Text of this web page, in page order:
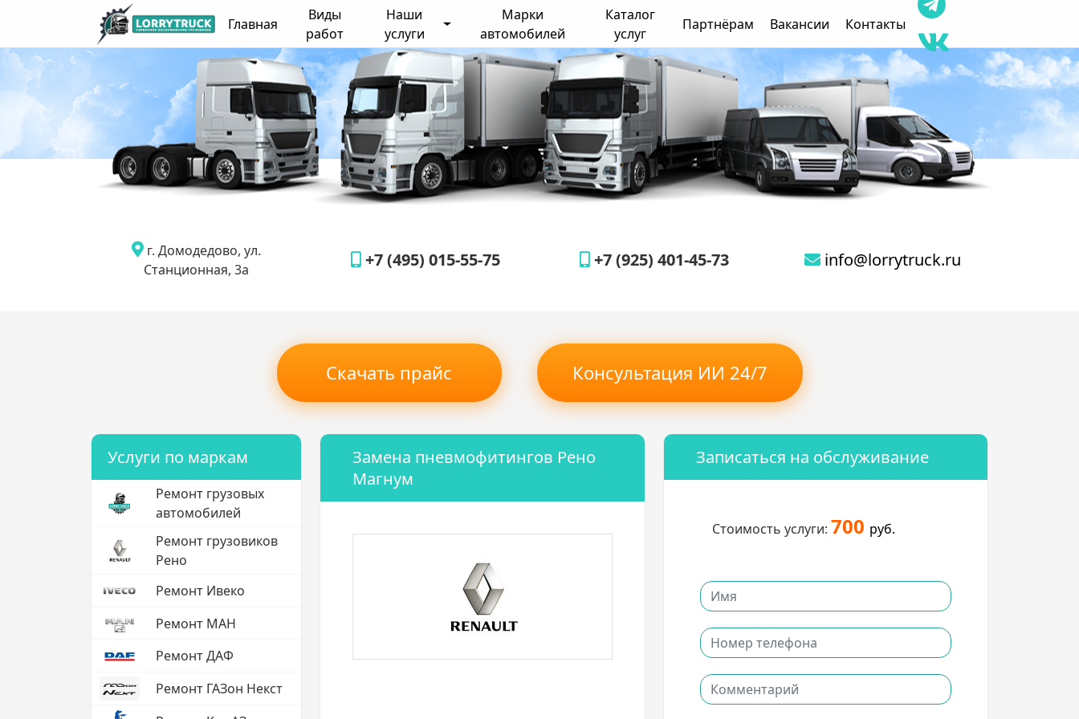
Главная
Виды
работ
Наши
услуги
Марки
автомобилей
Каталог
услуг
Партнёрам Вакансии Контакты
г. Домодедово, ул.
Станционная, 3а
+7 (495) 015-55-75 +7 (925) 401-45-73 info@lorrytruck.ru
Скачать прайс Консультация ИИ 24/7
Услуги по маркам
Ремонт грузовых
автомобилей
Ремонт грузовиков
Рено
Ремонт Ивеко
Ремонт МАН
Ремонт ДАФ
Ремонт ГАЗон Некст
Замена пневмофитингов Рено
Магнум
Записаться на обслуживание
Стоимость услуги: 700 руб.